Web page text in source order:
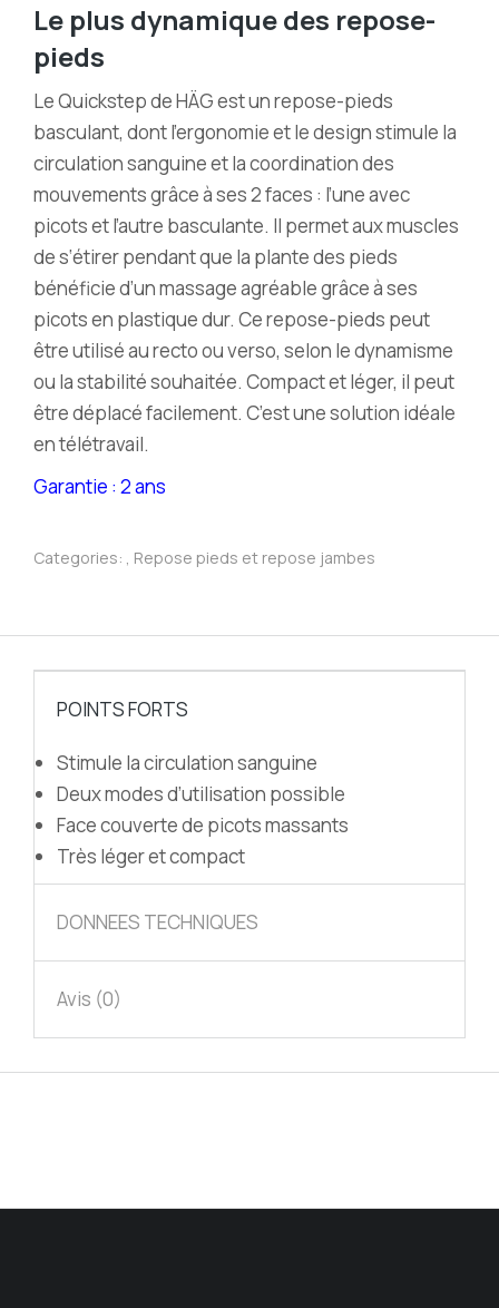
Le plus dynamique des repose-
pieds
Le Quickstep de HÄG est un repose-pieds
basculant, dont l’ergonomie et le design stimule la
circulation sanguine et la coordination des
mouvements grâce à ses 2 faces : l’une avec
picots et l’autre basculante. Il permet aux muscles
de s‘étirer pendant que la plante des pieds
bénéficie d’un massage agréable grâce à ses
picots en plastique dur. Ce repose-pieds peut
être utilisé au recto ou verso, selon le dynamisme
ou la stabilité souhaitée. Compact et léger, il peut
être déplacé facilement. C’est une solution idéale
en télétravail.
Garantie : 2 ans
Categories: , Repose pieds et repose jambes
POINTS FORTS
Stimule la circulation sanguine
Deux modes d’utilisation possible
Face couverte de picots massants
Très léger et compact
DONNEES TECHNIQUES
Avis (0)